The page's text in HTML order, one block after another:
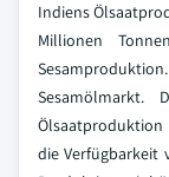
Indiens
Millionen
Sesamölmarkt.
Ölsaatproduktion
die Verfügbarkeit